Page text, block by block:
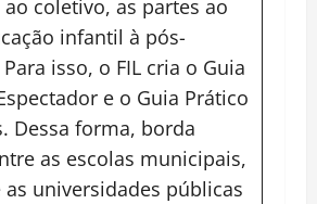
coletivo, as partes ao
infantil à pós-
isso, o FIL cria o Guia
e o Guia Prático
Dessa forma, borda
as escolas municipais,
as universidades públicas